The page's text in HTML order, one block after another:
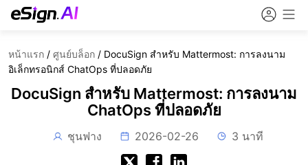
หน้าแรก / ศูนย์บล็อก / DocuSign สำหรับ Mattermost: การลงนาม
อิเล็กทรอนิกส์ ChatOps ที่ปลอดภัย
DocuSign สำหรับ Mattermost: การลงนาม
ChatOps ที่ปลอดภัย
ชุนฟาง 2026-02-26 3 นาที